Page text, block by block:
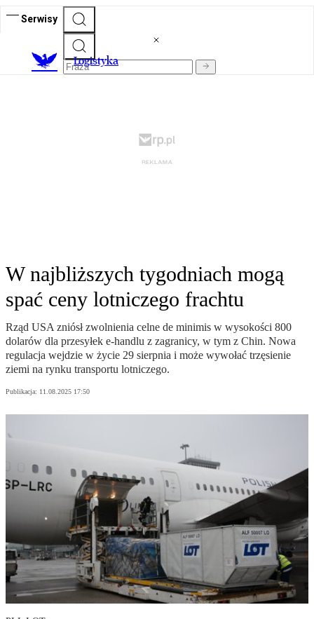
Serwisy
Logistyka
W najbliższych tygodniach mogą
spać ceny lotniczego frachtu
Rząd USA zniósł zwolnienia celne de minimis w wysokości 800
dolarów dla przesyłek e-handlu z zagranicy, w tym z Chin. Nowa
regulacja wejdzie w życie 29 sierpnia i może wywołać trzęsienie
ziemi na rynku transportu lotniczego.
Publikacja: 11.08.2025 17:50